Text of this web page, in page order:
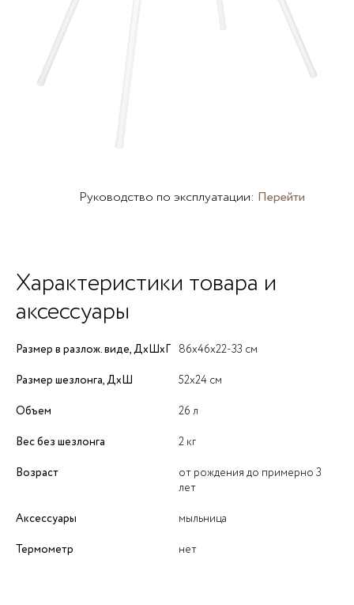
Руководство по эксплуатации: Перейти
Характеристики товара и
аксессуары
Размер в разлож. виде, ДхШхГ 86х46х22-33 см
Размер шезлонга, ДхШ 52х24 см
Объем 26 л
Вес без шезлонга 2 кг
Возраст
от рождения до примерно 3
лет
Аксессуары мыльница
Термометр нет